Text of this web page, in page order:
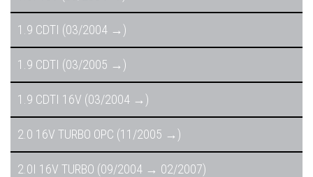
1.9 CDTI (03/2004 →)
1.9 CDTI (03/2005 →)
1.9 CDTI 16V (03/2004 →)
2.0 16V TURBO OPC (11/2005 →)
2.0I 16V TURBO (09/2004 → 02/2007)